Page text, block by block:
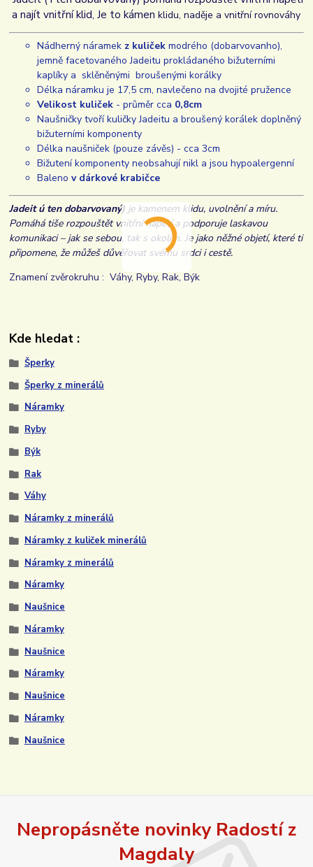
a najít vnitřní klid, Je to kámenklidu, naděje a vnitřní rovnováhy
Nádherný náramek z kuliček modrého (dobarvovanho),
jemně facetovaného Jadeitu prokládaného bižuterními
kaplíky a sklěněnými broušenými korálky
Délka náramku je 17,5 cm, navlečeno na dvojité pružence
Velikost kuliček - průměr cca 0,8cm
Naušničky tvoří kuličky Jadeitu a broušený korálek doplněný
bižuterními komponenty
Délka naušniček (pouze závěs) - cca 3cm
Bižutení komponenty neobsahují nikl a jsou hypoalergenní
Balenov dárkové krabičce
Jadeit ú ten dobarvovaný) je kamenem klidu, uvolnění a míru.
Pomáhá tiše rozpouštět vnitřní napětí a podporuje laskavou
komunikaci – jak se sebou, tak s okolím. Je jako něžné objetí, které ti
připomene, že můžeš důvěřovat svému srdci i cestě.
Znamení zvěrokruhu : Váhy, Ryby, Rak, Býk
Kde hledat :
Šperky
Šperky z minerálů
Náramky
Ryby
Býk
Rak
Váhy
Náramky z minerálů
Náramky z kuliček minerálů
Náramky z minerálů
Náramky
Naušnice
Náramky
Naušnice
Náramky
Naušnice
Náramky
Naušnice
Nepropásněte novinky Radostí z
Magdaly